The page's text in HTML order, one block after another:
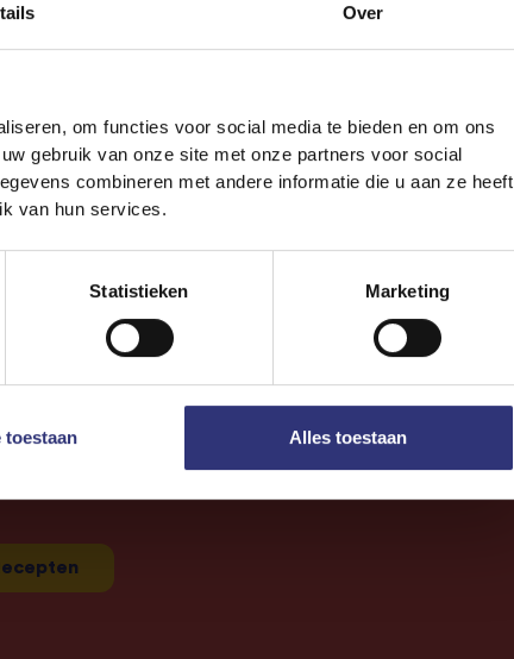
Over
om functies voor social media te bieden en om ons
gebruik van onze site met onze partners voor social
combineren met andere informatie die u aan ze heeft
van hun services.
Statistieken Marketing
toestaan Alles toestaan